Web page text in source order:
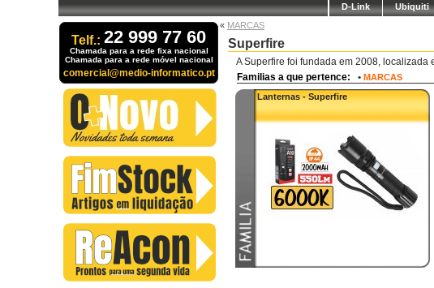
D-Link Ubiquiti
Telf.: 22 999 77 60
Chamada para a rede fixa nacional
Chamada para a rede móvel nacional
comercial@medio-informatico.pt
« MARCAS
Superfire
A Superfire foi fundada em 2008,
Familias a que pertence: • MARCAS
Lanternas - Superfire